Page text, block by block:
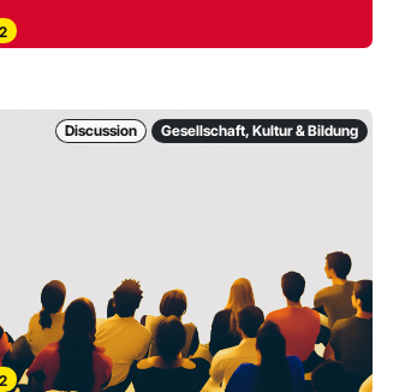
Discussion Gesellschaft, Kultur & Bildung